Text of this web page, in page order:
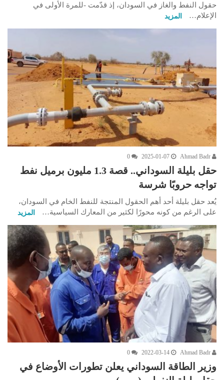
حقول النفط والغاز في السودان، إذ قدّمت -للمرة الأولى في
الإعلام…
المزيد
2025-01-07
0
حقل بليلة السوداني.. قصة 1.3 مليون برميل نفط
تواجه حروبًا شرسة
يُعد حقل بليلة أحد أهم الحقول المنتجة للنفط الخام في السودان،
على الرغم من كونه محورًا لكثير من المعارك السياسية…
المزيد
2022-03-14
0
وزير الطاقة السوداني يعلن تطورات الأوضاع في